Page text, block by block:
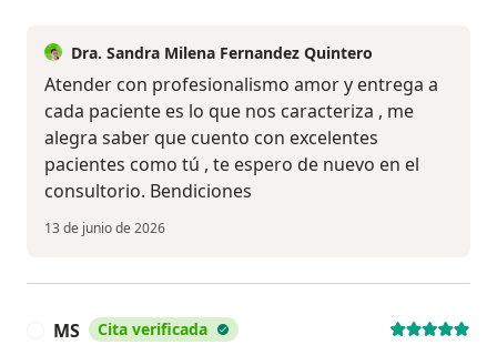
Dra. Sandra Milena Fernandez Quintero
Atender con profesionalismo amor y entrega a
cada paciente es lo que nos caracteriza , me
alegra saber que cuento con excelentes
pacientes como tú , te espero de nuevo en el
consultorio. Bendiciones
13 de junio de 2026
MS Cita verificada